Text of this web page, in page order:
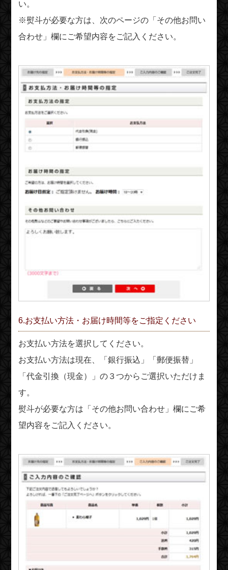
い。
※熨斗が必要な方は、次のページの「その他お問い
合わせ」欄にご希望内容をご記入ください。
6.お支払い方法・お届け時間等をご指定ください
お支払い方法を選択してください。
お支払い方法は現在、「銀行振込」「郵便振替」
「代金引換（現金）」の３つからご選択いただけま
す。
熨斗が必要な方は「その他お問い合わせ」欄にご希
望内容をご記入ください。